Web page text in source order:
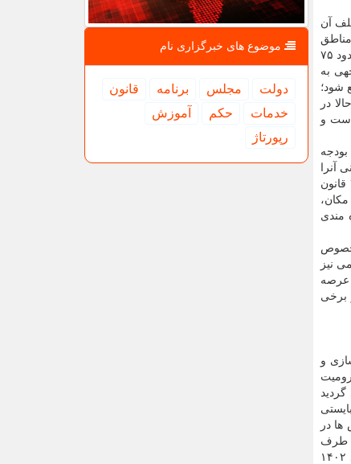
آن
محروم کشور شامل دهستان های محروم، بخش های محروم و شهرستان های محروم مربوط به سال ۱۳۸۸ است که از نظر گستردگی حدود ۷۵
به
شود؛
در
و
قانون بودجه ۱۴۰۱ و بند (ح) تبصره (۱۷) قانون بودجه
آنرا
در قالب پایگاه اطلاعات بهره مندی ایرانیان به وجود آورده است. همین طور تاکید گردیده است کلیه دستگاه های اجرائی موضوع ماده ۲۹ قانون
مندی
به نامه کمیسیون اقتصادی مجلس شورای اسلامی در دی ماه ۱۴۰۲ در خصوص
نیز
عرصه
برخی
و
گردید
در
طرف
مجریان پایگاه اطلاعات بهره مندی ایرانیان، به مدلول انحراف از هدف اصلی سیاست گذار در تدوین بند ح تبصره ۱۷ قانون بودجه سال ۱۴۰۲
موضوع های خبرگزاری نام
دولت مجلس برنامه
قانون
خدمات
حكم
آموزش
رپورتاژ